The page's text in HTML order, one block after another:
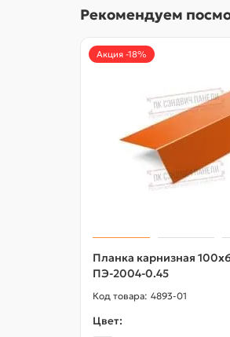
Рекомендуем
Акция -18%
Планка карнизная
ПЭ-2004-0.45
4893-01
Цвет: